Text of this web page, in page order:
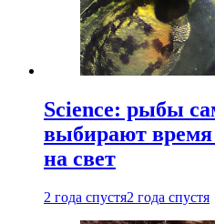
Science: рыбы
выбирают время
на свет
2 года спустя2 года спустя